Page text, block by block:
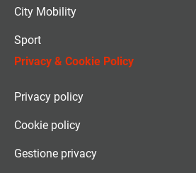
City Mobility
Sport
Privacy & Cookie Policy
Privacy policy
Cookie policy
Gestione privacy